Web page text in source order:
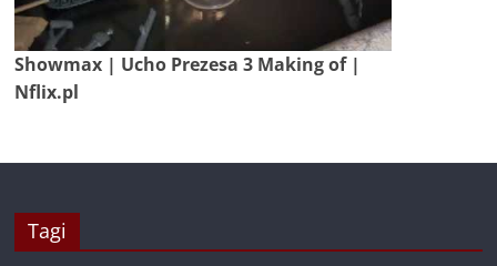
Showmax | Ucho Prezesa 3 Making of |
Nflix.pl
Tagi